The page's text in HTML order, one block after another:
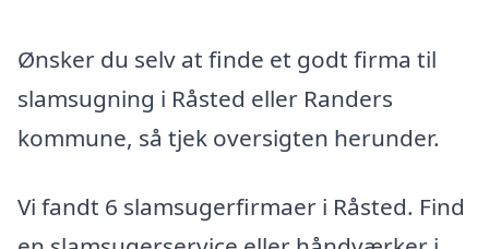
Ønsker du selv at finde et godt firma til
slamsugning i Råsted eller Randers
kommune, så tjek oversigten herunder.
Vi fandt 6 slamsugerfirmaer i Råsted. Find